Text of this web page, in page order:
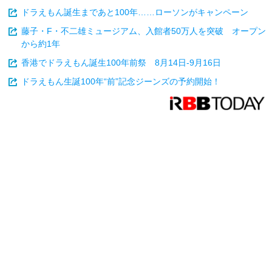
ドラえもん誕生まであと100年……ローソンがキャンペーン
藤子・F・不二雄ミュージアム、入館者50万人を突破 オープン
から約1年
香港でドラえもん誕生100年前祭 8月14日-9月16日
ドラえもん生誕100年“前”記念ジーンズの予約開始！